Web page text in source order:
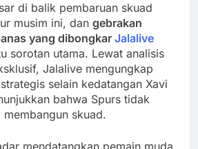
di balik pembaruan skuad
musim ini, dan gebrakan
yang dibongkar Jalalive
sorotan utama. Lewat analisis
Jalalive mengungkap
selain kedatangan Xavi
bahwa Spurs tidak
skuad.